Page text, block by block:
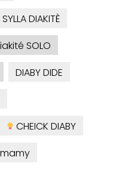
SYLLA DIAKITÈ
SOLO
DIABY DIDE
CHEICK DIABY